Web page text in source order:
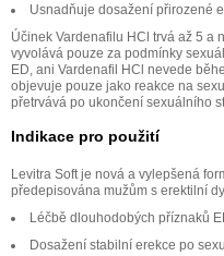
Usnadňuje dosažení přirozené
Účinek Vardenafilu HCl trvá až 5 a
vyvolává pouze za podmínky
ED, ani Vardenafil HCl nevede
objevuje pouze jako reakce na
přetrvává po ukončení sexuálního
Indikace pro použití
Levitra Soft je nová a vylepšená
předepisována mužům s erektilní
Léčbě dlouhodobých příznaků
Dosažení stabilní erekce po